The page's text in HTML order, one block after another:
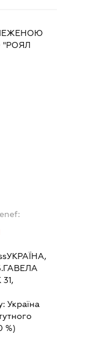
"РОЯЛ
УКРАЇНА,
Україна
%)